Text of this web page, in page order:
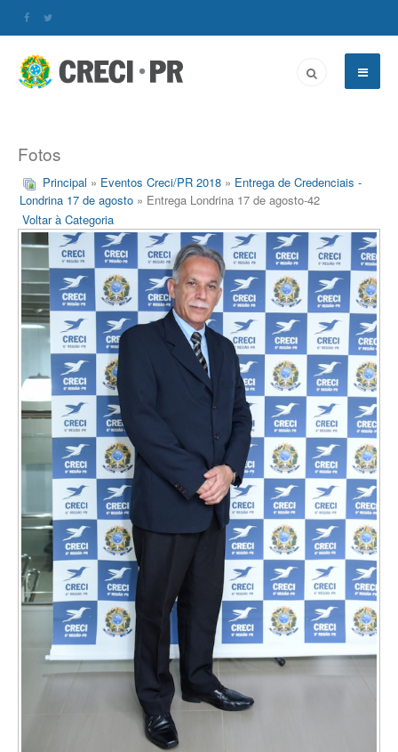
Fotos
Principal » Eventos Creci/PR 2018 » Entrega de Credenciais -
Londrina 17 de agosto » Entrega Londrina 17 de agosto-42
Voltar à Categoria